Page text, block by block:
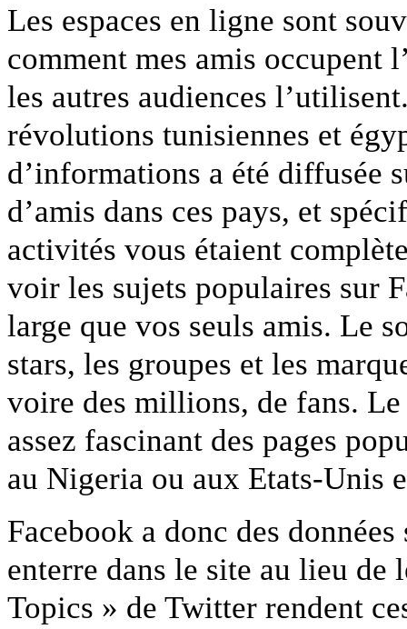
Les espaces en ligne sont
comment mes amis occupent
les autres audiences
révolutions tunisiennes et
d’informations a été diffusée
d’amis dans ces pays, et
activités vous étaient
voir les sujets populaires sur
large que vos seuls amis. Le
stars, les groupes et les
voire des millions, de fans.
assez fascinant des pages
au Nigeria ou aux Etats-Unis
Facebook a donc des
enterre dans le site au lieu de
Topics » de Twitter rendent